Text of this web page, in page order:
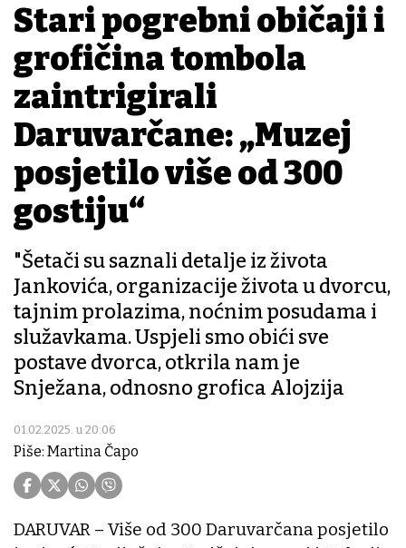
Stari pogrebni običaji i
grofičina tombola
zaintrigirali
Daruvarčane: „Muzej
posjetilo više od 300
gostiju“
"Šetači su saznali detalje iz života
Jankovića, organizacije života u dvorcu,
tajnim prolazima, noćnim posudama i
služavkama. Uspjeli smo obići sve
postave dvorca, otkrila nam je
Snježana, odnosno grofica Alojzija
01.02.2025. u 20:06
Piše: Martina Čapo
DARUVAR – Više od 300 Daruvarčana posjetilo